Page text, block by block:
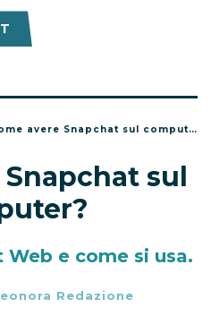
avere Snapchat sul computer?
sul
e come si usa.
Redazione